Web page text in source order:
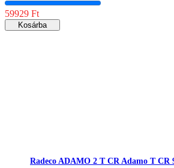
59929 Ft
Kosárba
Radeco ADAMO 2 T CR Adamo T CR